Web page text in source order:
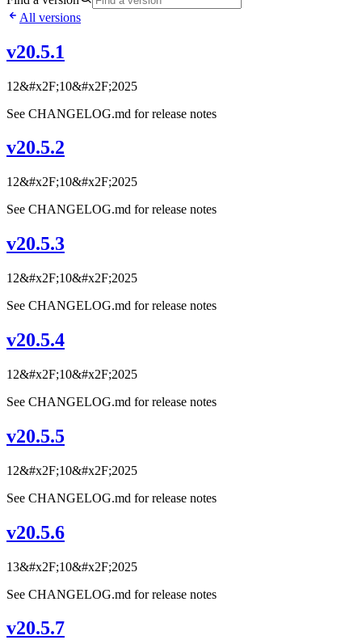
All versions
v20.5.1
12&#x2F;10&#x2F;2025
See CHANGELOG.md for release notes
v20.5.2
12&#x2F;10&#x2F;2025
See CHANGELOG.md for release notes
v20.5.3
12&#x2F;10&#x2F;2025
See CHANGELOG.md for release notes
v20.5.4
12&#x2F;10&#x2F;2025
See CHANGELOG.md for release notes
v20.5.5
12&#x2F;10&#x2F;2025
See CHANGELOG.md for release notes
v20.5.6
13&#x2F;10&#x2F;2025
See CHANGELOG.md for release notes
v20.5.7